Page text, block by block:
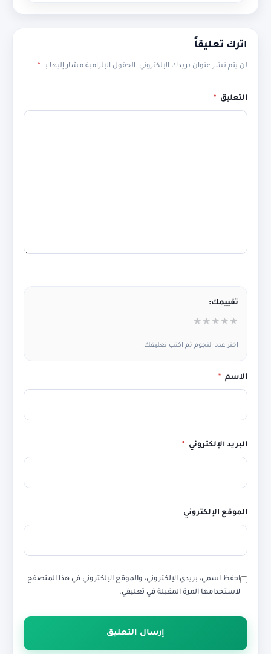
اترك تعليقاً
لن يتم نشر عنوان بريدك الإلكتروني. الحقول الإلزامية مشار إليها بـ *
التعليق *
تقييمك:
★
★
★
★
★
اختر عدد النجوم ثم اكتب تعليقك.
الاسم *
البريد الإلكتروني *
الموقع الإلكتروني
احفظ اسمي، بريدي الإلكتروني، والموقع الإلكتروني في هذا المتصفح
لاستخدامها المرة المقبلة في تعليقي.